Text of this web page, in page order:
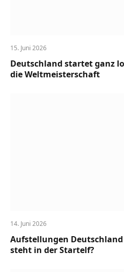
15. Juni 2026
Deutschland startet ganz
die Weltmeisterschaft
14. Juni 2026
Aufstellungen Deutschland
steht in der Startelf?